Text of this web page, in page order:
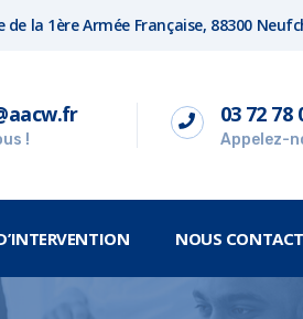
de la 1ère Armée Française, 88300
!
03 72 78
Appelez-
NOUS